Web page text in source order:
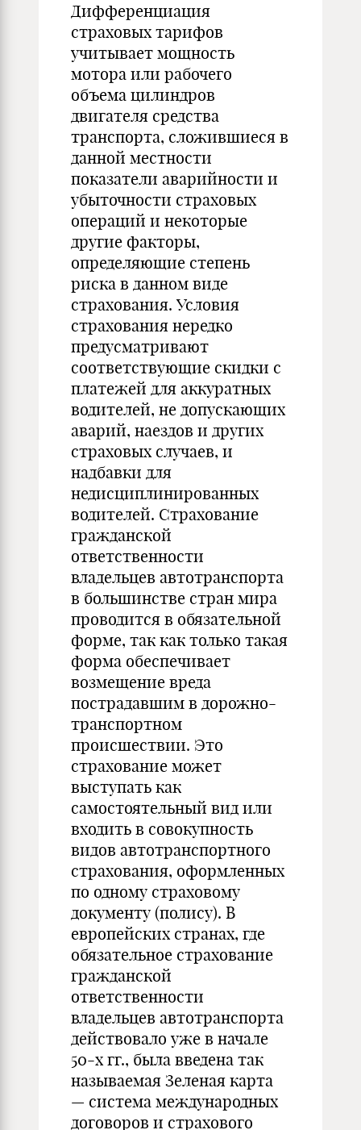
Дифференциация
страховых тарифов
учитывает мощность
мотора или рабочего
объема цилиндров
двигателя средства
транспорта, сложившиеся в
данной местности
показатели аварийности и
убыточности страховых
операций и некоторые
другие факторы,
определяющие степень
риска в данном виде
страхования. Условия
страхования нередко
предусматривают
соответствующие скидки с
платежей для аккуратных
водителей, не допускающих
аварий, наездов и других
страховых случаев, и
надбавки для
недисциплинированных
водителей. Страхование
гражданской
ответственности
владельцев автотранспорта
в большинстве стран мира
проводится в обязательной
форме, так как только такая
форма обеспечивает
возмещение вреда
пострадавшим в дорожно-
транспортном
происшествии. Это
страхование может
выступать как
самостоятельный вид или
входить в совокупность
видов автотранспортного
страхования, оформленных
по одному страховому
документу (полису). В
европейских странах, где
обязательное страхование
гражданской
ответственности
владельцев автотранспорта
действовало уже в начале
50-х гг., была введена так
называемая Зеленая карта
— система международных
договоров и страхового